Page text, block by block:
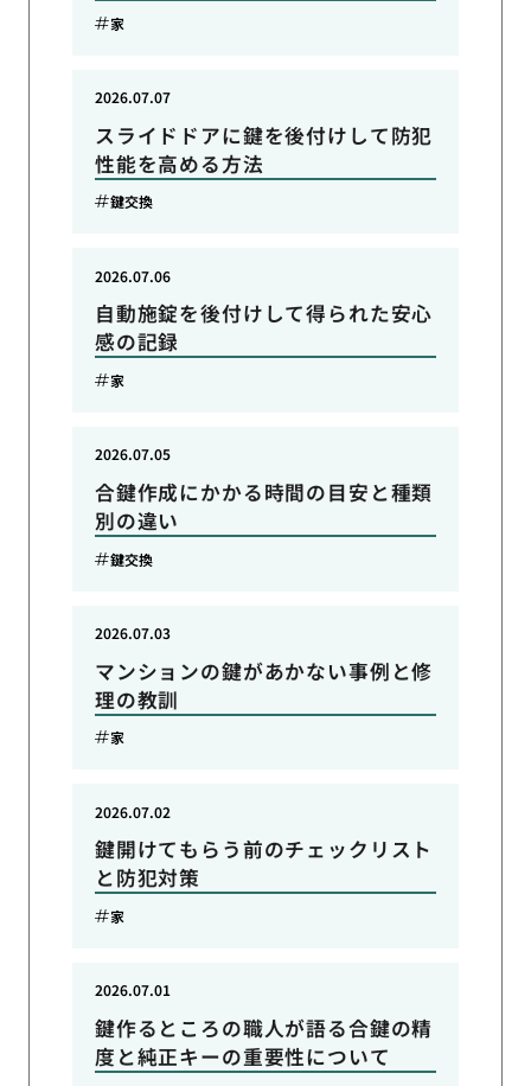
家
スライドドアに鍵を後付けして防犯
性能を高める方法
2026.07.07
鍵交換
自動施錠を後付けして得られた安心
感の記録
2026.07.06
家
合鍵作成にかかる時間の目安と種類
別の違い
2026.07.05
鍵交換
マンションの鍵があかない事例と修
理の教訓
2026.07.03
家
鍵開けてもらう前のチェックリスト
と防犯対策
2026.07.02
家
鍵作るところの職人が語る合鍵の精
度と純正キーの重要性について
2026.07.01